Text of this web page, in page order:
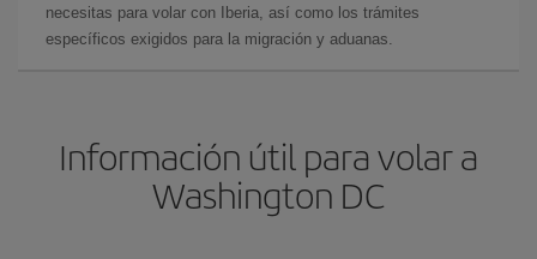
necesitas para volar con Iberia, así como los trámites
específicos exigidos para la migración y aduanas.
Información útil para volar a
Washington DC